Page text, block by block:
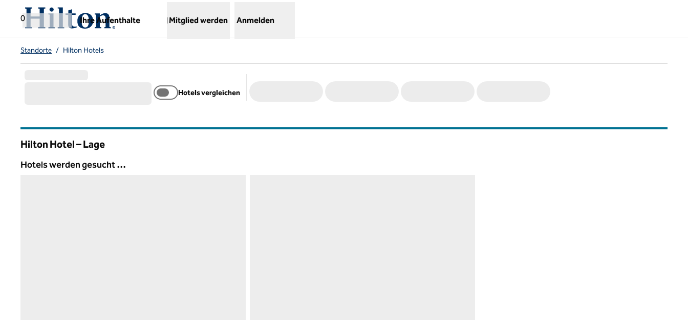
Weiter zum Inhalt
0
Ihre Aufenthalte Mitglied werden Anmelden
Standorte / Hilton Hotels
Hotels vergleichen
Hilton Hotel – Lage
Hotels werden gesucht …